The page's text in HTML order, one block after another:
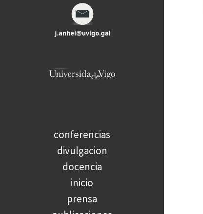
conferencias
divulgacion
docencia
inicio
prensa